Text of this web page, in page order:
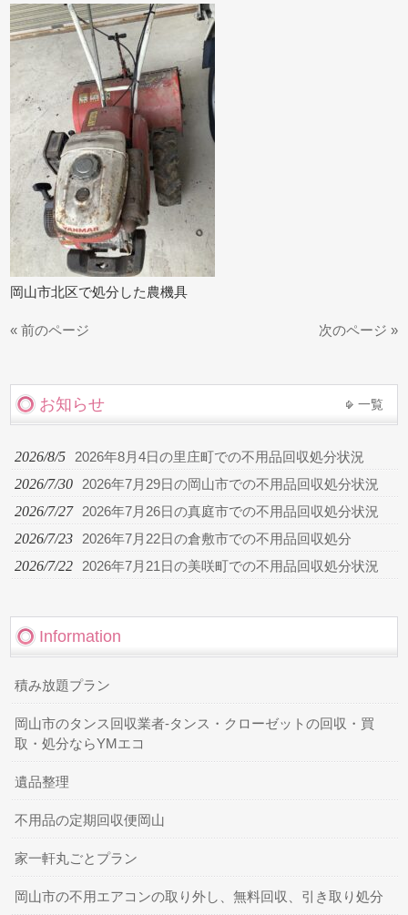
岡山市北区で処分した農機具
« 前のページ 次のページ »
お知らせ 一覧
2026/8/5 2026年8月4日の里庄町での不用品回収処分状況
2026/7/30 2026年7月29日の岡山市での不用品回収処分状況
2026/7/27 2026年7月26日の真庭市での不用品回収処分状況
2026/7/23 2026年7月22日の倉敷市での不用品回収処分
2026/7/22 2026年7月21日の美咲町での不用品回収処分状況
Information
積み放題プラン
岡山市のタンス回収業者-タンス・クローゼットの回収・買
取・処分ならYMエコ
遺品整理
不用品の定期回収便岡山
家一軒丸ごとプラン
岡山市の不用エアコンの取り外し、無料回収、引き取り処分